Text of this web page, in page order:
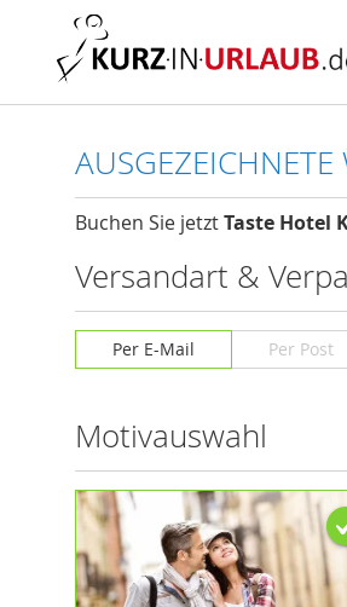
Ihre
AUSGEZEICHNETE
Buchen Sie jetztTaste Hotel
Versandart &
Per E-Mail Per Post
Motivauswahl